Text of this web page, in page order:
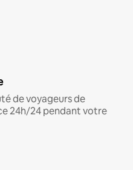
de voyageurs de
24h/24 pendant votre